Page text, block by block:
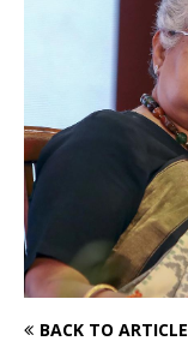
BACK TO ARTICLE